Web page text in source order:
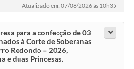
Atualizado em: 07/08/2026 às 10h35
para a confecção de 03
à Corte de Soberanas
Redondo – 2026,
e duas Princesas.